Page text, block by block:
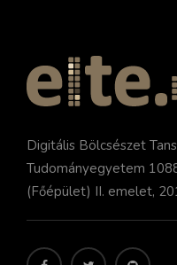
Digitális Bölcsészet
Tudományegyetem
(Főépület) II. emelet,